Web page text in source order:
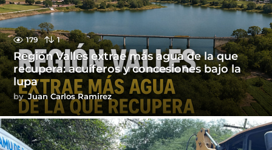
179 1
Región Valles extrae más agua de la que
recupera: acuíferos y concesiones bajo la
lupa
by Juan Carlos Ramirez